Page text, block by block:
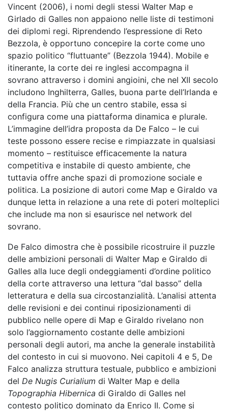
Vincent (2006), i nomi degli stessi Walter Map e
Girlado di Galles non appaiono nelle liste di testimoni
dei diplomi regi. Riprendendo l’espressione di Reto
Bezzola, è opportuno concepire la corte come uno
spazio politico “fluttuante” (Bezzola 1944). Mobile e
itinerante, la corte dei re inglesi accompagna il
sovrano attraverso i domini angioini, che nel XII secolo
includono Inghilterra, Galles, buona parte dell’Irlanda e
della Francia. Più che un centro stabile, essa si
configura come una piattaforma dinamica e plurale.
L’immagine dell’idra proposta da De Falco – le cui
teste possono essere recise e rimpiazzate in qualsiasi
momento – restituisce efficacemente la natura
competitiva e instabile di questo ambiente, che
tuttavia offre anche spazi di promozione sociale e
politica. La posizione di autori come Map e Giraldo va
dunque letta in relazione a una rete di poteri molteplici
che include ma non si esaurisce nel network del
sovrano.
De Falco dimostra che è possibile ricostruire il puzzle
delle ambizioni personali di Walter Map e Giraldo di
Galles alla luce degli ondeggiamenti d’ordine politico
della corte attraverso una lettura “dal basso” della
letteratura e della sua circostanzialità. L’analisi attenta
delle revisioni e dei continui riposizionamenti di
pubblico nelle opere di Map e Giraldo rivelano non
solo l’aggiornamento costante delle ambizioni
personali degli autori, ma anche la generale instabilità
del contesto in cui si muovono. Nei capitoli 4 e 5, De
Falco analizza struttura testuale, pubblico e ambizioni
del De Nugis Curialium di Walter Map e della
Topographia Hibernica di Giraldo di Galles nel
contesto politico dominato da Enrico II. Come si